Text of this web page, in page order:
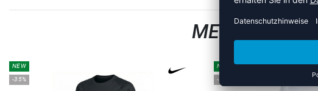
MEHR AUS
NEW
-35%
NEW
-35%